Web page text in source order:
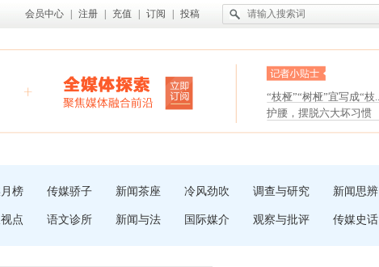
会员中心 注册 充值 订阅 投稿
眼白变红或是结膜下出血
“枝桠”“树桠”宜写成“枝...
夏天缓解疲劳有三招
护腰，摆脱六大坏习惯
受伤了冰敷还是热敷
榜 传媒骄子 新闻茶座 冷风劲吹 调查与研究 新闻思辨
点 语文诊所 新闻与法 国际媒介 观察与批评 传媒史话